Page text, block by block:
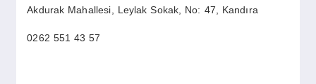
Akdurak Mahallesi, Leylak Sokak, No: 47, Kandıra
0262 551 43 57